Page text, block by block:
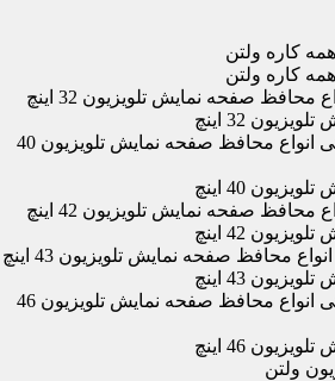
محافظ صفحه نمایش تلویزیون 32 اینچ
32 اینچ
قیمت و خرید اینترنتی انواع محافظ صفحه نمایش تلویزیون 40
40 اینچ
محافظ صفحه نمایش تلویزیون 42 اینچ
42 اینچ
محافظ صفحه نمایش تلویزیون 43 اینچ
43 اینچ
قیمت و خرید اینترنتی انواع محافظ صفحه نمایش تلویزیون 46
46 اینچ
ولتن